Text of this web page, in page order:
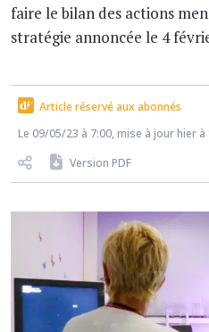
faire le bilan des actions
stratégie annoncée le 4
Article réservé aux abonnés
Le 09/05/23 à 7:00, mise à jour hier à
Version PDF